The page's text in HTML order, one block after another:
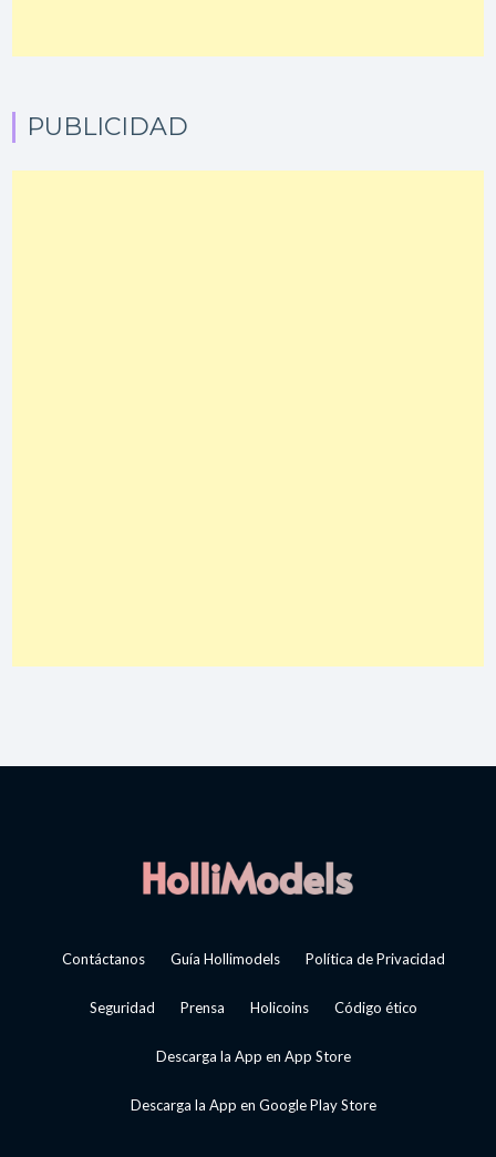
PUBLICIDAD
Contáctanos Guía Hollimodels Política de Privacidad
Seguridad Prensa Holicoins Código ético
Descarga la App en App Store
Descarga la App en Google Play Store